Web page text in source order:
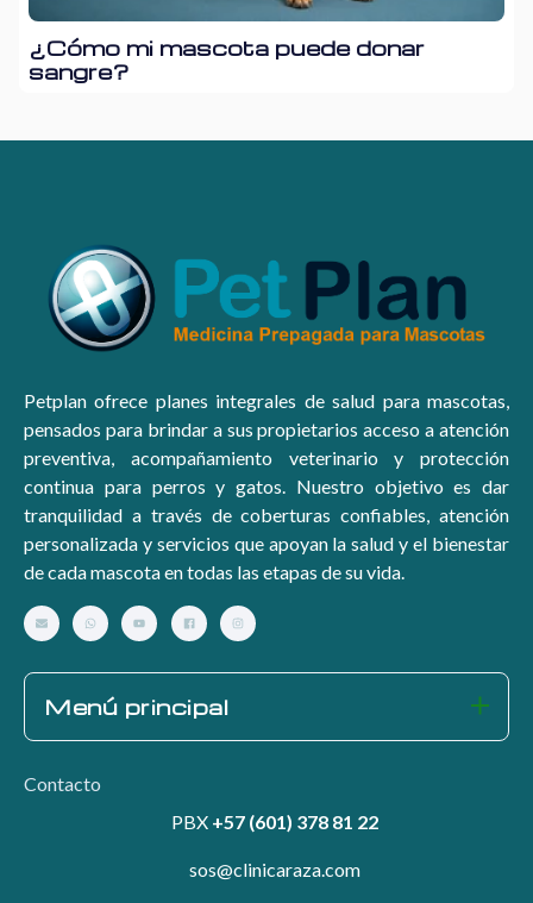
¿Cómo mi mascota puede donar
sangre?
Petplan ofrece planes integrales de salud para mascotas,
pensados para brindar a sus propietarios acceso a atención
preventiva, acompañamiento veterinario y protección
continua para perros y gatos. Nuestro objetivo es dar
tranquilidad a través de coberturas confiables, atención
personalizada y servicios que apoyan la salud y el bienestar
de cada mascota en todas las etapas de su vida.
Menú principal
Contacto
PBX +57 (601) 378 81 22
sos@clinicaraza.com